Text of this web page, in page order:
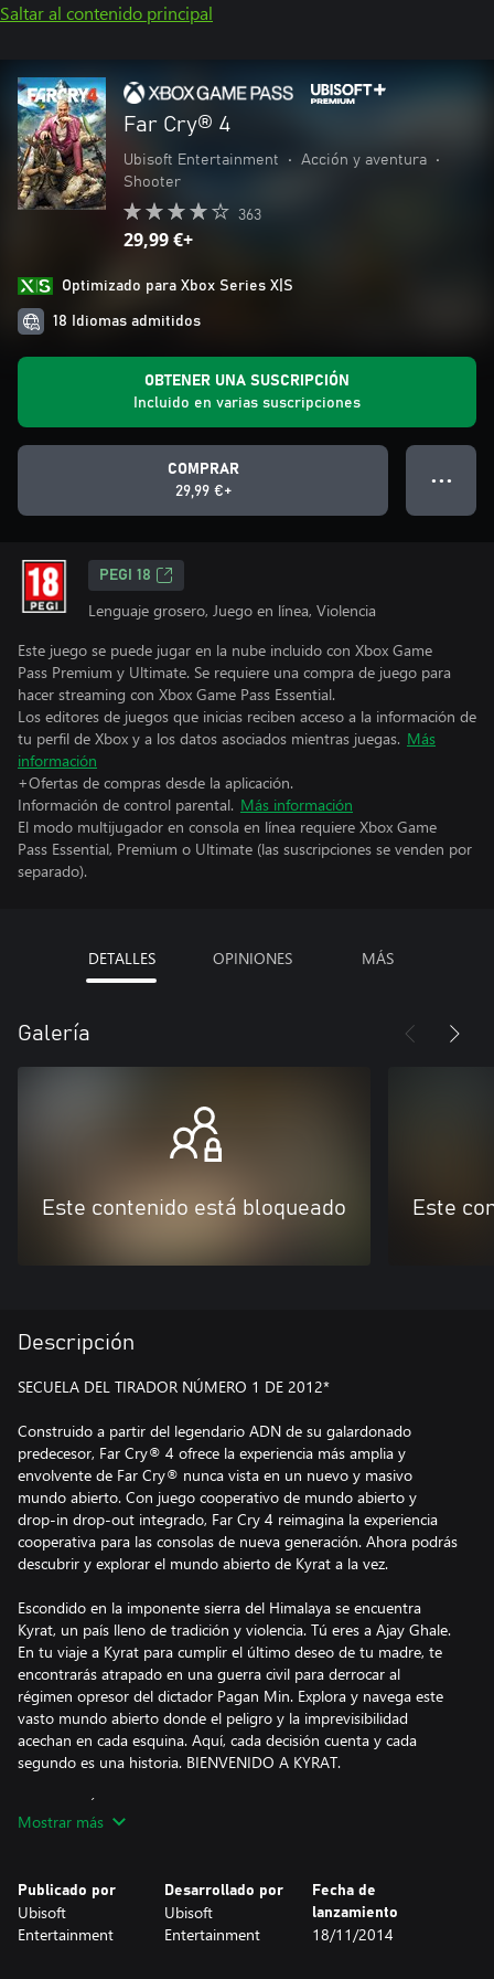
Saltar al contenido principal
Far Cry® 4
Ubisoft Entertainment • Acción y aventura
•
Shooter
363
29,99 €+
Optimizado para Xbox Series X|S
18 Idiomas admitidos
OBTENER UNA SUSCRIPCIÓN
Incluido en varias suscripciones
COMPRAR
29,99 €+
● ● ●
PEGI 18
Lenguaje grosero, Juego en línea, Violencia
Este juego se puede jugar en la nube incluido con Xbox Game
Pass Premium y Ultimate. Se requiere una compra de juego para
hacer streaming con Xbox Game Pass Essential.
Los editores de juegos que inicias reciben acceso a la información de
tu perfil de Xbox y a los datos asociados mientras juegas. Más
información
+Ofertas de compras desde la aplicación.
Información de control parental. Más información
El modo multijugador en consola en línea requiere Xbox Game
Pass Essential, Premium o Ultimate (las suscripciones se venden por
separado).
DETALLES OPINIONES MÁS
Galería
Este contenido está bloqueado Este
Descripción
SECUELA DEL TIRADOR NÚMERO 1 DE 2012*
Construido a partir del legendario ADN de su galardonado
predecesor, Far Cry® 4 ofrece la experiencia más amplia y
envolvente de Far Cry® nunca vista en un nuevo y masivo
mundo abierto. Con juego cooperativo de mundo abierto y
drop-in drop-out integrado, Far Cry 4 reimagina la experiencia
cooperativa para las consolas de nueva generación. Ahora podrás
descubrir y explorar el mundo abierto de Kyrat a la vez.
Escondido en la imponente sierra del Himalaya se encuentra
Kyrat, un país lleno de tradición y violencia. Tú eres a Ajay Ghale.
En tu viaje a Kyrat para cumplir el último deseo de tu madre, te
encontrarás atrapado en una guerra civil para derrocar al
régimen opresor del dictador Pagan Min. Explora y navega este
vasto mundo abierto donde el peligro y la imprevisibilidad
acechan en cada esquina. Aquí, cada decisión cuenta y cada
segundo es una historia. BIENVENIDO A KYRAT.
CARACTERÍSTICAS DEL JUEGO:
juego en cualquier momento, reimaginando la experiencia
cooperativa para próxima generación bajo el verdadero espíritu
de Far Cry. Ahora podrás descubrir y explorar el mundo abierto
Mostrar más
Publicado por
Ubisoft
Entertainment
Desarrollado por
Ubisoft
Entertainment
Fecha de
lanzamiento
18/11/2014